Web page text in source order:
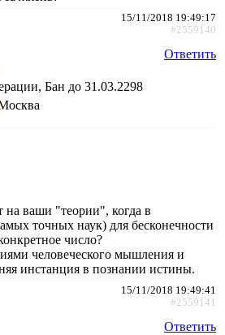
15/11/2018 19:49:17
#2559140
Ответить
Бан до 31.03.2298
на ваши "теории", когда в
точных наук) для бесконечности
число?
человеческого мышления и
инстанция в познании истины.
15/11/2018 19:49:41
#2559141
Ответить